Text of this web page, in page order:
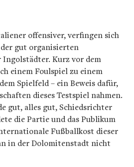
offensiver, verfingen sich
gut organisierten
Kurz vor dem
einem Foulspiel zu einem
Spielfeld – ein Beweis dafür,
dieses Testspiel nahmen.
gut, alles gut, Schiedsrichter
die Partie und das Publikum
Fußballkost dieser
in der Dolomitenstadt nicht